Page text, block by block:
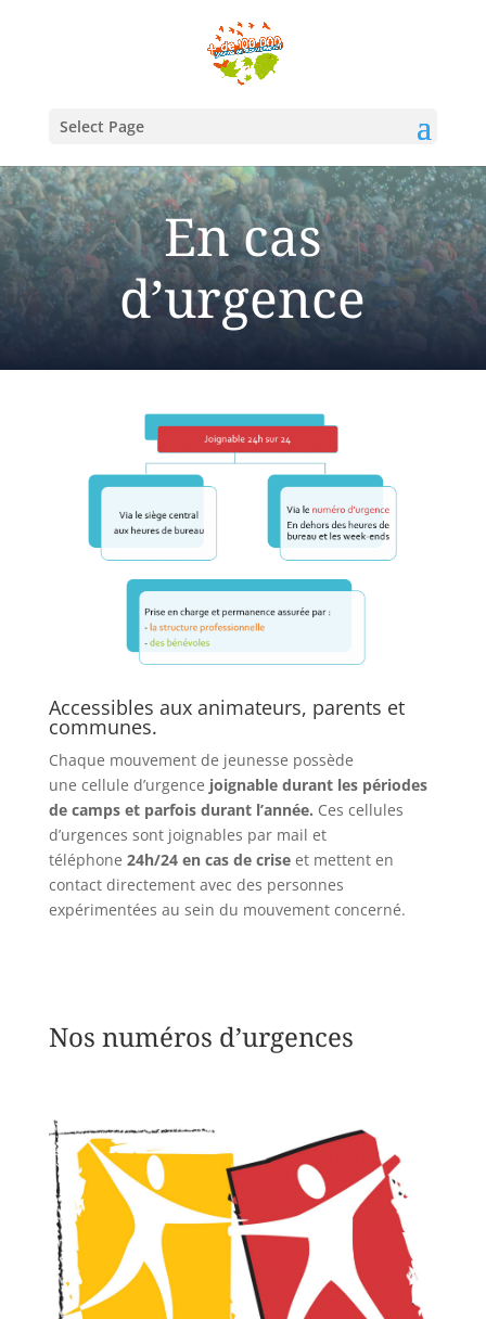
Select Page
En cas
d’urgence
Accessibles aux animateurs, parents et
communes.
Chaque mouvement de jeunesse possède
une cellule d’urgence joignable durant les périodes
de campset parfois durant l’année. Ces cellules
d’urgences sont joignables par mail et
téléphone 24h/24 en cas de crise et mettent en
contact directement avec des personnes
expérimentées au sein du mouvement concerné.
Nos numéros d’urgences